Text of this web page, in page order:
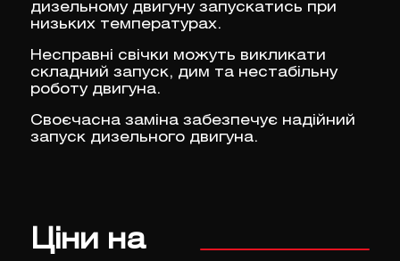
дизельному двигуну запускатись при
низьких температурах.
Несправні свічки можуть викликати
складний запуск, дим та нестабільну
роботу двигуна.
Своєчасна заміна забезпечує надійний
запуск дизельного двигуна.
Ціни на